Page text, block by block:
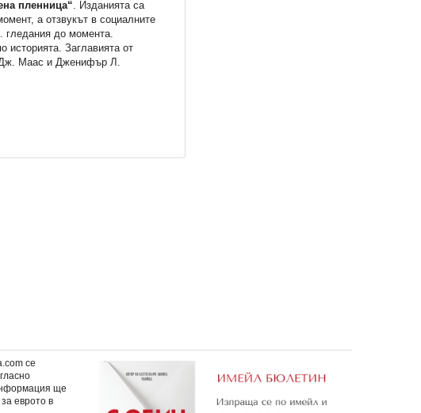
пленница“. Изданията са
а отзвукът в социалните
гледания до момента.
историята. Заглавията от
Дж. Маас и Дженифър Л.
се
ще
еврото в